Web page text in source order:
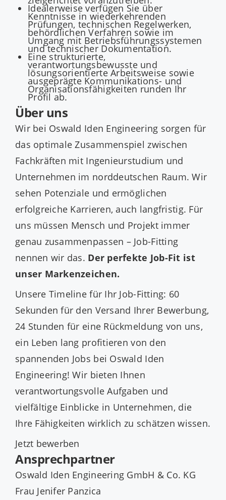
Idealerweise verfügen Sie über
Kenntnisse in wiederkehrenden
Prüfungen, technischen Regelwerken,
behördlichen Verfahren sowie im
Umgang mit Betriebsführungssystemen
und technischer Dokumentation.
Eine strukturierte,
verantwortungsbewusste und
lösungsorientierte Arbeitsweise sowie
ausgeprägte Kommunikations- und
Organisationsfähigkeiten runden Ihr
Profil ab.
Über uns
Wir bei Oswald Iden Engineering sorgen für
das optimale Zusammenspiel zwischen
Fachkräften mit Ingenieurstudium und
Unternehmen im norddeutschen Raum. Wir
sehen Potenziale und ermöglichen
erfolgreiche Karrieren, auch langfristig. Für
uns müssen Mensch und Projekt immer
genau zusammenpassen – Job-Fitting
nennen wir das. Der perfekte Job-Fit ist
unser Markenzeichen.
Unsere Timeline für Ihr Job-Fitting: 60
Sekunden für den Versand Ihrer Bewerbung,
24 Stunden für eine Rückmeldung von uns,
ein Leben lang profitieren von den
spannenden Jobs bei Oswald Iden
Engineering! Wir bieten Ihnen
verantwortungsvolle Aufgaben und
vielfältige Einblicke in Unternehmen, die
Ihre Fähigkeiten wirklich zu schätzen wissen.
Jetzt bewerben
Ansprechpartner
Oswald Iden Engineering GmbH & Co. KG
Frau Jenifer Panzica